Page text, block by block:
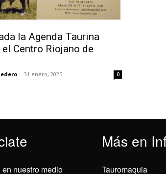
la Agenda Taurina
Centro Riojano de
- 31 enero, 2025 0
Más en
nuestro medio
Tauromaquia